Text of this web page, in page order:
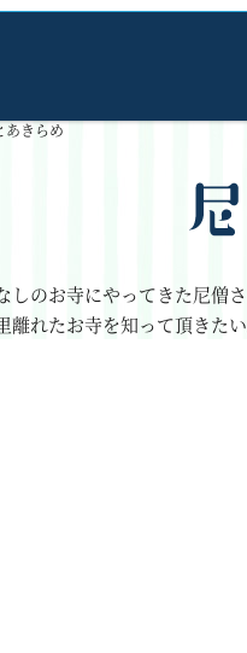
あきらめ
しのお寺にやってきた尼僧
離れたお寺を知って頂きたい